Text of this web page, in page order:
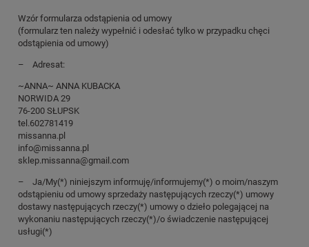
Wzór formularza odstąpienia od umowy
(formularz ten należy wypełnić i odesłać tylko w przypadku chęci
odstąpienia od umowy)
– Adresat:
~ANNA~ ANNA KUBACKA
NORWIDA 29
76-200 SŁUPSK
tel.602781419
missanna.pl
info@missanna.pl
sklep.missanna@gmail.com
– Ja/My(*) niniejszym informuję/informujemy(*) o moim/naszym
odstąpieniu od umowy sprzedaży następujących rzeczy(*) umowy
dostawy następujących rzeczy(*) umowy o dzieło polegającej na
wykonaniu następujących rzeczy(*)/o świadczenie następującej
usługi(*)